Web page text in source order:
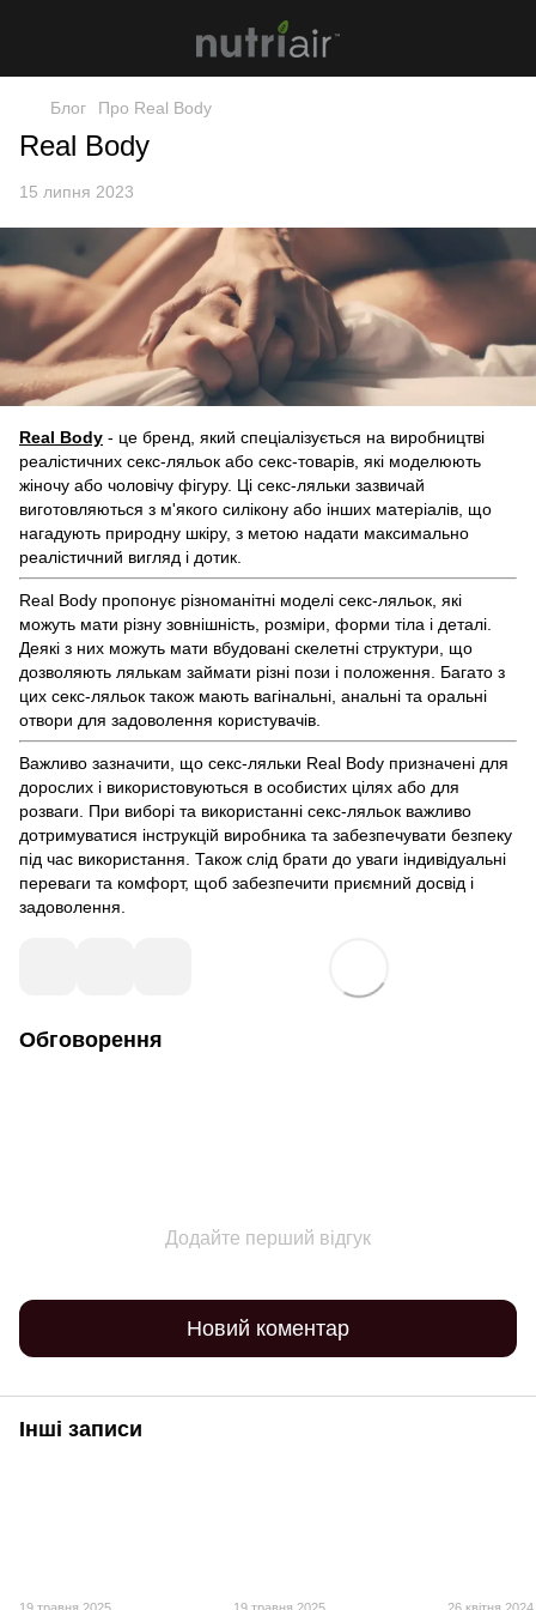
Блог Про Real Body
Real Body
15 липня 2023
Real Body - це бренд, який спеціалізується на виробництві
реалістичних секс-ляльок або секс-товарів, які моделюють
жіночу або чоловічу фігуру. Ці секс-ляльки зазвичай
виготовляються з м'якого силікону або інших матеріалів, що
нагадують природну шкіру, з метою надати максимально
реалістичний вигляд і дотик.
Real Body пропонує різноманітні моделі секс-ляльок, які
можуть мати різну зовнішність, розміри, форми тіла і деталі.
Деякі з них можуть мати вбудовані скелетні структури, що
дозволяють лялькам займати різні пози і положення. Багато з
цих секс-ляльок також мають вагінальні, анальні та оральні
отвори для задоволення користувачів.
Важливо зазначити, що секс-ляльки Real Body призначені для
дорослих і використовуються в особистих цілях або для
розваги. При виборі та використанні секс-ляльок важливо
дотримуватися інструкцій виробника та забезпечувати безпеку
під час використання. Також слід брати до уваги індивідуальні
переваги та комфорт, щоб забезпечити приємний досвід і
задоволення.
Обговорення
Додайте перший відгук
Новий коментар
Інші записи